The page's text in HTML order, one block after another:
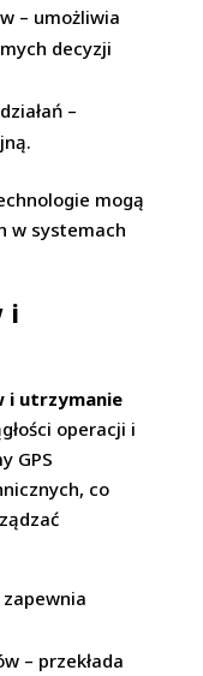
– umożliwia
decyzji
–
mogą
w systemach
i
i utrzymanie
operacji i
GPS
co
– przekłada